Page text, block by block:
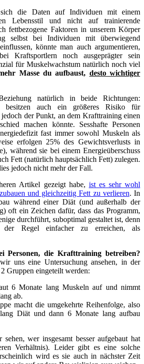
sich die Daten auf Individuen mit einem
Lebensstil und nicht auf trainierende
fettbezogene Faktoren in unserem Körper
selbst bei Individuen mit überwiegend
könnte man auch argumentieren,
Kraftsportlern noch ausgeprägter sein
für Muskelwachstum natürlich noch viel
Masse du aufbaust, desto wichtiger
natürlich in beide Richtungen:
besitzen auch ein größeres Risiko für
der Punkt, an dem Krafttraining einen
machen könnte. Sesshafte Personen
fast immer sowohl Muskeln als
erfolgen 25% des Gewichtsverlusts in
während sie bei einem Energieüberschuss
Fett (natürlich hauptsächlich Fett) zulegen.
jedoch nicht mehr der Fall.
Artikel gezeigt habe, ist es sehr wohl
und gleichzeitig Fett zu verlieren. In
während einer Diät (und außerhalb der
oft ein Zeichen dafür, dass das Programm,
durchführt, suboptimal gestaltet ist, denn
Regel einfacher zu erreichen, als
Personen, die Krafttraining betreiben?
uns eine Untersuchung ansehen, in der
Gruppen eingeteilt werden:
6 Monate lang Muskeln auf und nimmt
ab.
macht die umgekehrte Reihenfolge, also
Diät und dann 6 Monate lang aufbau
wer insgesamt besser aufgebaut hat
Verhältnis). Leider gibt es eine solche
wird es sie auch in nächster Zeit